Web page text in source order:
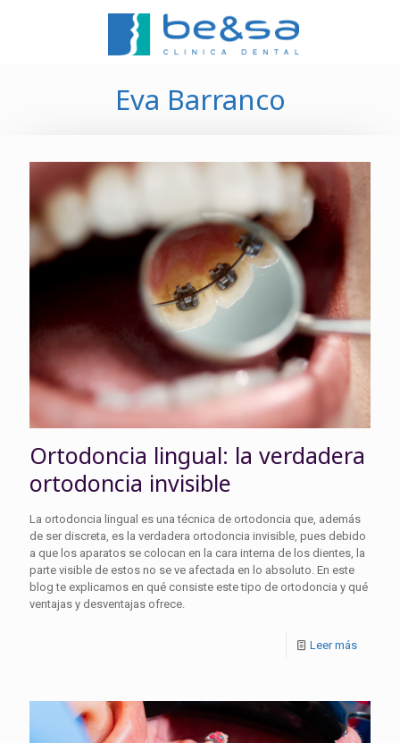
Eva Barranco
Ortodoncia lingual: la verdadera
ortodoncia invisible
La ortodoncia lingual es una técnica de ortodoncia que, además
de ser discreta, es la verdadera ortodoncia invisible, pues debido
a que los aparatos se colocan en la cara interna de los dientes, la
parte visible de estos no se ve afectada en lo absoluto. En este
blog te explicamos en qué consiste este tipo de ortodoncia y qué
ventajas y desventajas ofrece.
Leer más